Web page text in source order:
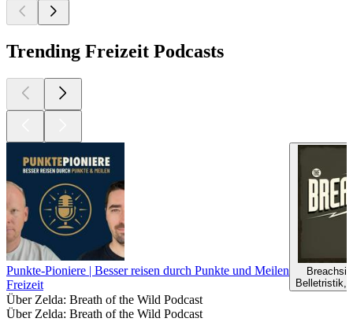
Trending Freizeit Podcasts
Punkte-Pioniere | Besser reisen durch Punkte und Meilen
Freizeit
Belletristik,
Über Zelda: Breath of the Wild Podcast
Über Zelda: Breath of the Wild Podcast